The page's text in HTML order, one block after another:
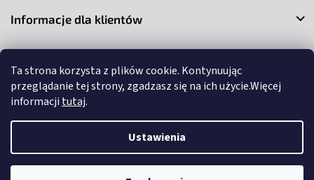
Ta strona korzysta z plików cookie. Kontynuując
przeglądanie tej strony, zgadzasz się na ich użycie.Więcej
informacji tutaj.
Ustawienia
Informacje dla klientów
Kontakt
Copyright 20263Market. Wszystkie prawa zastrzeżone.Edytuj
ustawienia plików cookie